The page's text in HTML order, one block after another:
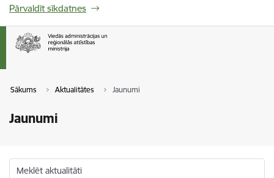
Pārvaldīt sīkdatnes
Sākums Aktualitātes Jaunumi
Jaunumi
Meklēt aktualitāti